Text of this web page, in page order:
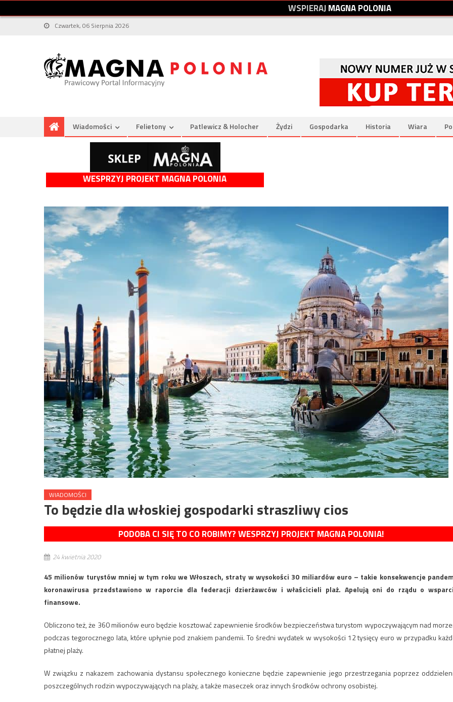
WSPIERAJMAGNAPOLONIA
Czwartek, 06 Sierpnia 2026
Wiadomości Felietony Patlewicz & Holocher Żydzi Gospodarka Historia Wiara
WESPRZYJ PROJEKT MAGNA POLONIA
WIADOMOŚCI
To będzie dla włoskiej gospodarki straszliwy cios
PODOBA CI SIĘ TO CO ROBIMY? WESPRZYJ PROJEKT MAGNA POLONIA!
24 kwietnia 2020
45 milionów turystów mniej w tym roku we Włoszech, straty w wysokości 30 miliardów euro – takie konsekwencje
koronawirusa przedstawiono w raporcie dla federacji dzierżawców i właścicieli plaż. Apelują oni do rządu o
finansowe.
Obliczono też, że 360 milionów euro będzie kosztować zapewnienie środków bezpieczeństwa turystom wypoczywającym nad
podczas tegorocznego lata, które upłynie pod znakiem pandemii. To średni wydatek w wysokości 12 tysięcy euro w przypadku
płatnej plaży.
W związku z nakazem zachowania dystansu społecznego konieczne będzie zapewnienie jego przestrzegania poprzez
poszczególnych rodzin wypoczywających na plaży, a także maseczek oraz innych środków ochrony osobistej.